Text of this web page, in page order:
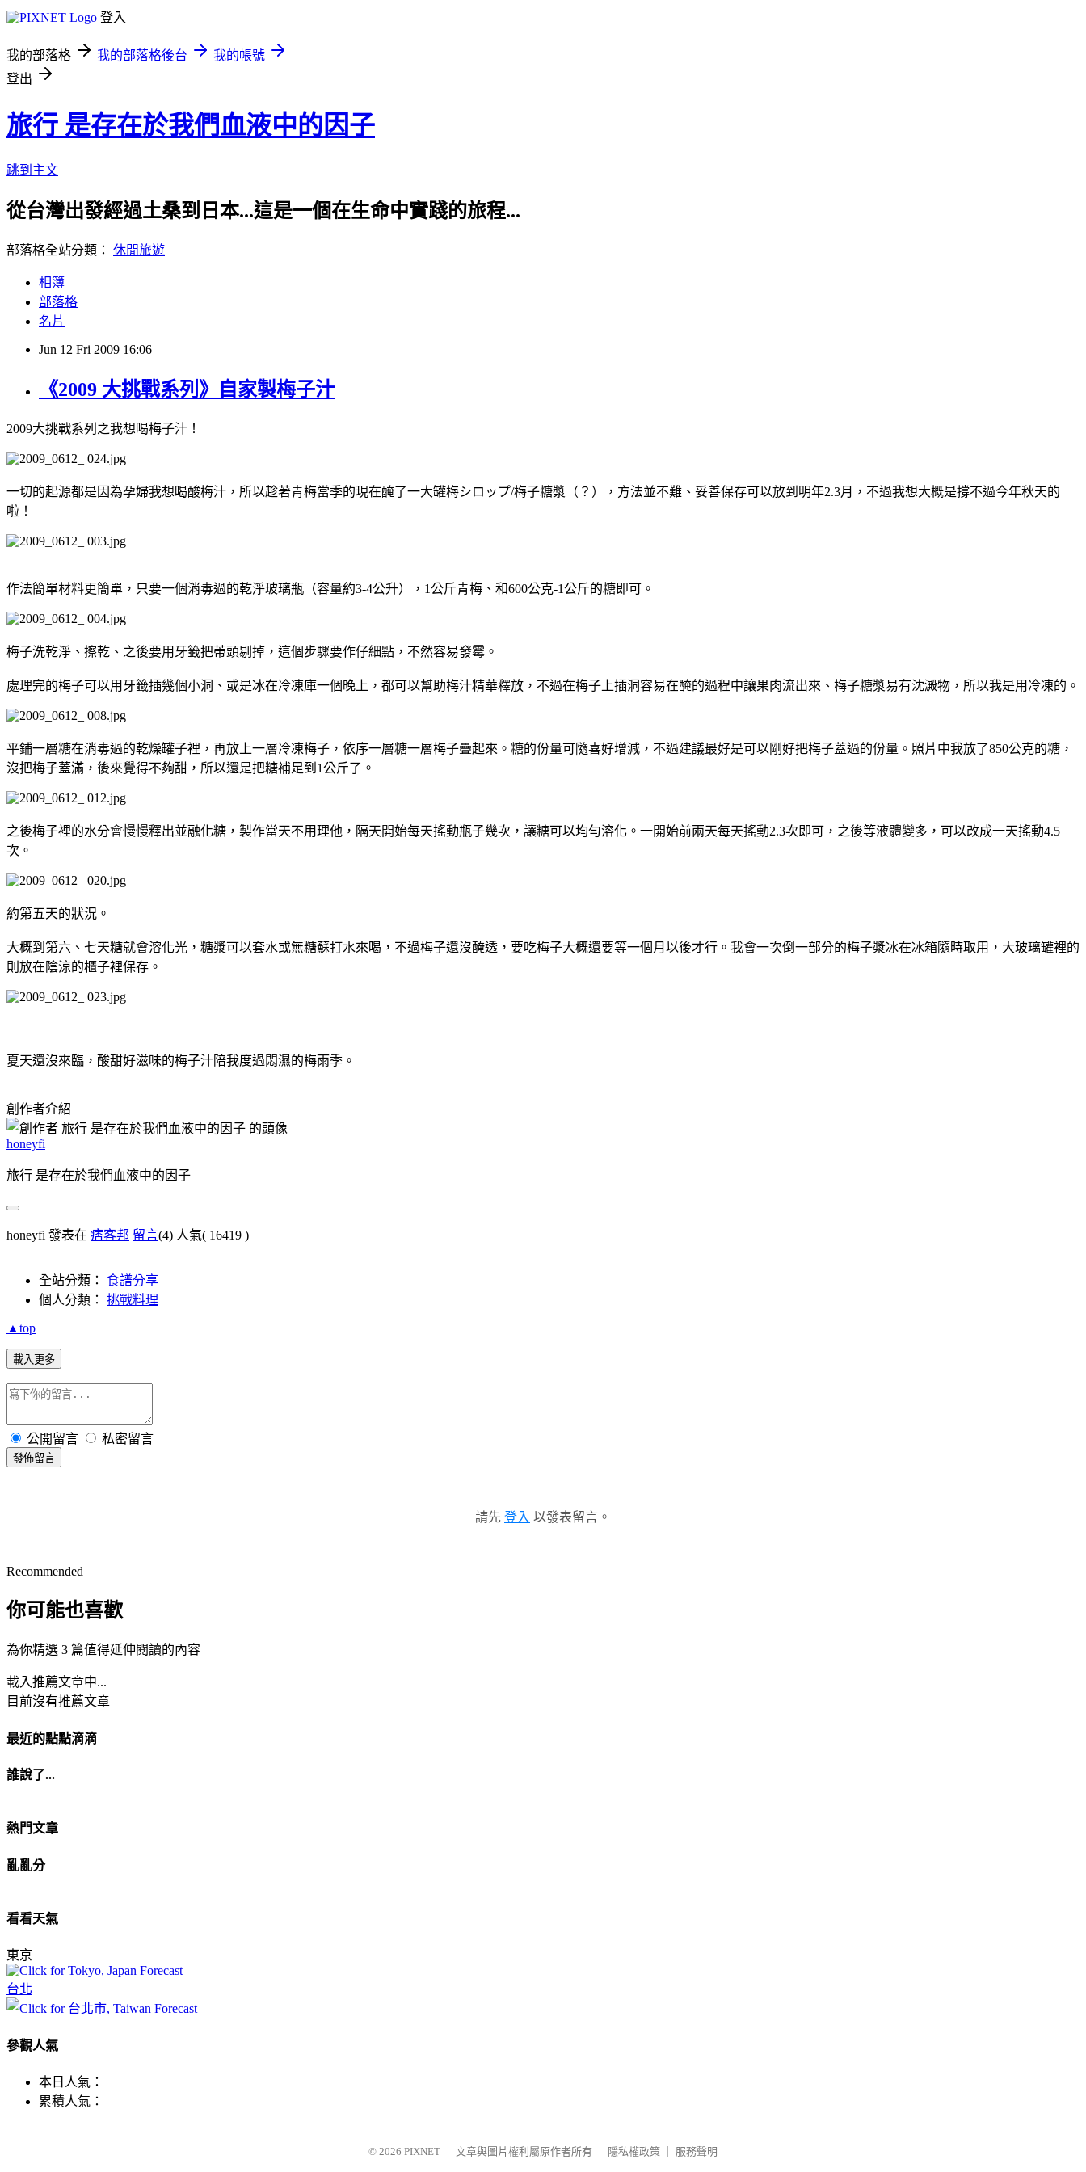
登入
我的部落格 我的部落格後台
我的帳號
登出
旅行 是存在於我們血液中的因子
跳到主文
從台灣出發經過土桑到日本...這是一個在生命中實踐的旅程...
部落格全站分類： 休閒旅遊
相簿
部落格
名片
Jun 12 Fri 2009 16:06
《2009 大挑戰系列》自家製梅子汁
2009大挑戰系列之我想喝梅子汁！
一切的起源都是因為孕婦我想喝酸梅汁，所以趁著青梅當季的現在醃了一大罐梅シロップ/梅子糖漿（？），方法並不難、妥善保存可以放到明年2.3月，不過我想大概是撐不過今年秋天的
啦！
作法簡單材料更簡單，只要一個消毒過的乾淨玻璃瓶（容量約3-4公升），1公斤青梅、和600公克-1公斤的糖即可。
梅子洗乾淨、擦乾、之後要用牙籤把蒂頭剔掉，這個步驟要作仔細點，不然容易發霉。
處理完的梅子可以用牙籤插幾個小洞、或是冰在冷凍庫一個晚上，都可以幫助梅汁精華釋放，不過在梅子上插洞容易在醃的過程中讓果肉流出來、梅子糖漿易有沈澱物，所以我是用冷凍的。
平鋪一層糖在消毒過的乾燥罐子裡，再放上一層冷凍梅子，依序一層糖一層梅子疊起來。糖的份量可隨喜好增減，不過建議最好是可以剛好把梅子蓋過的份量。照片中我放了850公克的糖，
沒把梅子蓋滿，後來覺得不夠甜，所以還是把糖補足到1公斤了。
之後梅子裡的水分會慢慢釋出並融化糖，製作當天不用理他，隔天開始每天搖動瓶子幾次，讓糖可以均勻溶化。一開始前兩天每天搖動2.3次即可，之後等液體變多，可以改成一天搖動4.5
次。
約第五天的狀況。
大概到第六、七天糖就會溶化光，糖漿可以套水或無糖蘇打水來喝，不過梅子還沒醃透，要吃梅子大概還要等一個月以後才行。我會一次倒一部分的梅子漿冰在冰箱隨時取用，大玻璃罐裡的
則放在陰涼的櫃子裡保存。
夏天還沒來臨，酸甜好滋味的梅子汁陪我度過悶濕的梅雨季。
創作者介紹
honeyfi
旅行 是存在於我們血液中的因子
honeyfi 發表在 痞客邦 留言(4) 人氣( 16419 )
全站分類： 食譜分享
個人分類： 挑戰料理
▲top
載入更多
公開留言 私密留言
發佈留言
請先 登入 以發表留言。
Recommended
你可能也喜歡
為你精選 3 篇值得延伸閱讀的內容
載入推薦文章中...
目前沒有推薦文章
最近的點點滴滴
誰說了...
熱門文章
亂亂分
看看天氣
東京
台北
參觀人氣
本日人氣：
累積人氣：
© 2026 PIXNET 文章與圖片權利屬原作者所有 隱私權政策 服務聲明